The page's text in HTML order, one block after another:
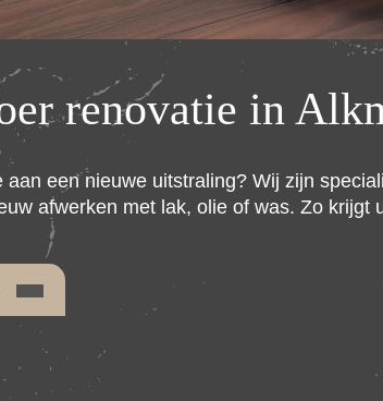
renovatie in
aan een nieuwe uitstraling? Wij zijn
afwerken met lak, olie of was. Zo krijgt